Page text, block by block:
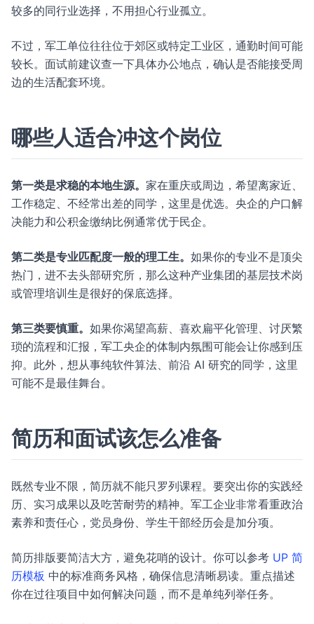
较多的同行业选择，不用担心行业孤立。
不过，军工单位往往位于郊区或特定工业区，通勤时间可能
较长。面试前建议查一下具体办公地点，确认是否能接受周
边的生活配套环境。
哪些人适合冲这个岗位
第一类是求稳的本地生源。 家在重庆或周边，希望离家近、
工作稳定、不经常出差的同学，这里是优选。央企的户口解
决能力和公积金缴纳比例通常优于民企。
第二类是专业匹配度一般的理工生。 如果你的专业不是顶尖
热门，进不去头部研究所，那么这种产业集团的基层技术岗
或管理培训生是很好的保底选择。
第三类要慎重。 如果你渴望高薪、喜欢扁平化管理、讨厌繁
琐的流程和汇报，军工央企的体制内氛围可能会让你感到压
抑。此外，想从事纯软件算法、前沿 AI 研究的同学，这里
可能不是最佳舞台。
简历和面试该怎么准备
既然专业不限，简历就不能只罗列课程。要突出你的实践经
历、实习成果以及吃苦耐劳的精神。军工企业非常看重政治
素养和责任心，党员身份、学生干部经历会是加分项。
简历排版要简洁大方，避免花哨的设计。你可以参考 UP 简
历模板 中的标准商务风格，确保信息清晰易读。重点描述
你在过往项目中如何解决问题，而不是单纯列举任务。